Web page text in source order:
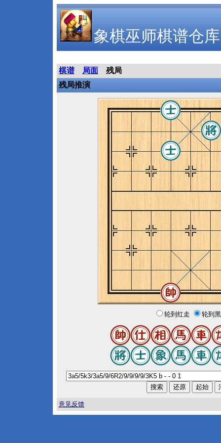
象棋巫师棋谱仓库
棋谱 局面
残局
残局推演
轮到红走 轮到
意见反馈